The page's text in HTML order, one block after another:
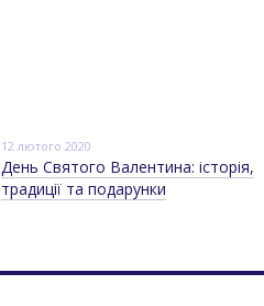
12 лютого 2020
День Святого Валентина: історія,
традиції та подарунки